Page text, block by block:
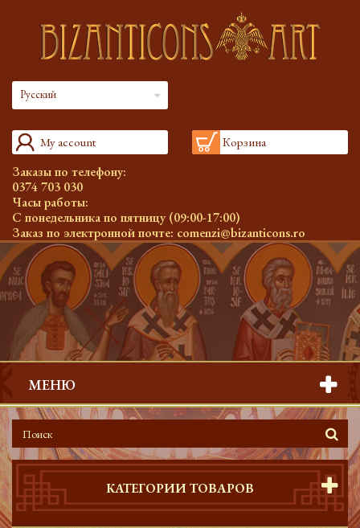
Русский
My account Корзина
Заказы по телефону:
0374 703 030
Часы работы:
С понедельника по пятницу (09:00-17:00)
Заказ по электронной почте: comenzi@bizanticons.ro
МЕНЮ
КАТЕГОРИИ ТОВАРОВ